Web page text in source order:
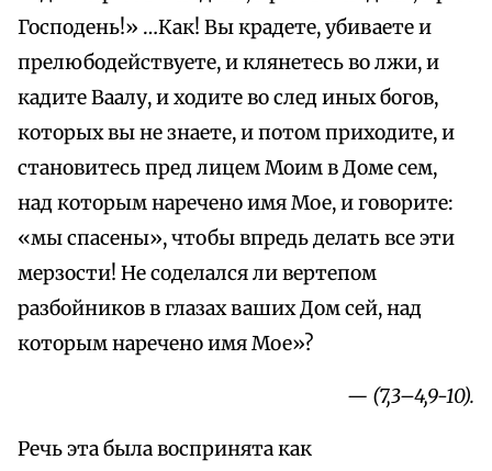
Господень!» …Как! Вы крадете, убиваете и
прелюбодействуете, и клянетесь во лжи, и
кадите Ваалу, и ходите во след иных богов,
которых вы не знаете, и потом приходите, и
становитесь пред лицем Моим в Доме сем,
над которым наречено имя Мое, и говорите:
«мы спасены», чтобы впредь делать все эти
мерзости! Не соделался ли вертепом
разбойников в глазах ваших Дом сей, над
которым наречено имя Мое»?
— (7,3–4,9-10).
Речь эта была воспринята как